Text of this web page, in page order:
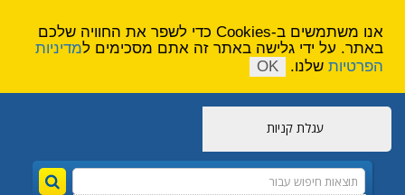
עגלת קניות
אנו משתמשים ב-Cookies כדי לשפר את החוויה שלכם
באתר. על ידי גלישה באתר זה אתם מסכימים למדיניות
הפרטיות שלנו. OK